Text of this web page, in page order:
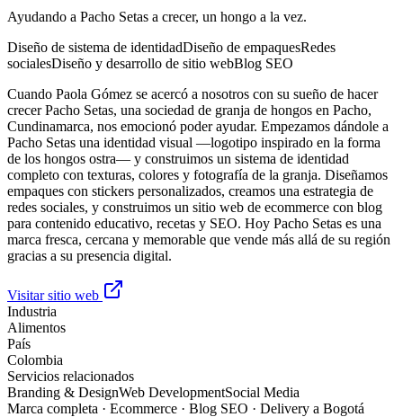
Ayudando a Pacho Setas a crecer, un hongo a la vez.
Diseño de sistema de identidadDiseño de empaquesRedes
socialesDiseño y desarrollo de sitio webBlog SEO
Cuando Paola Gómez se acercó a nosotros con su sueño de hacer
crecer Pacho Setas, una sociedad de granja de hongos en Pacho,
Cundinamarca, nos emocionó poder ayudar. Empezamos dándole a
Pacho Setas una identidad visual —logotipo inspirado en la forma
de los hongos ostra— y construimos un sistema de identidad
completo con texturas, colores y fotografía de la granja. Diseñamos
empaques con stickers personalizados, creamos una estrategia de
redes sociales, y construimos un sitio web de ecommerce con blog
para contenido educativo, recetas y SEO. Hoy Pacho Setas es una
marca fresca, cercana y memorable que vende más allá de su región
gracias a su presencia digital.
Visitar sitio web
Industria
Alimentos
País
Colombia
Servicios relacionados
Branding & DesignWeb DevelopmentSocial Media
Marca completa · Ecommerce · Blog SEO · Delivery a Bogotá